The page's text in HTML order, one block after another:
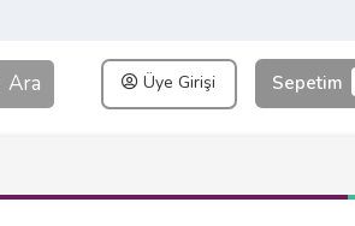
Ara Üye Girişi Sepetim